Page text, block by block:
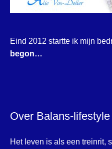
Eind 2012 startte ik mijn
begon…
Over Balans-lifestyle
Het leven is als een treinrit,